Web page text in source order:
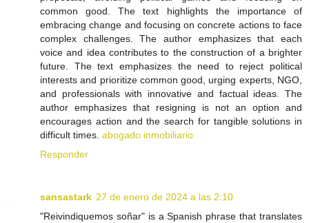
common good. The text highlights the importance of
embracing change and focusing on concrete actions to face
complex challenges. The author emphasizes that each
voice and idea contributes to the construction of a brighter
future. The text emphasizes the need to reject political
interests and prioritize common good, urging experts, NGO,
and professionals with innovative and factual ideas. The
author emphasizes that resigning is not an option and
encourages action and the search for tangible solutions in
difficult times. abogado inmobiliario
Responder
sansastark 27 de enero de 2024 a las 2:10
"Reivindiquemos soñar" is a Spanish phrase that translates